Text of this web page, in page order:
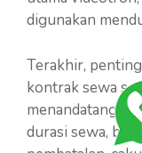
digunakan
Terakhir,
kontrak sewa
durasi sewa,